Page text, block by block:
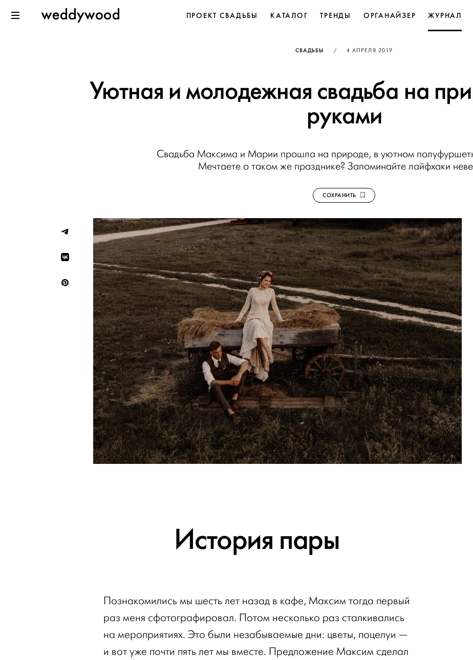
к содержанию
WeddywoodПРОЕКТ СВАДЬБЫ КАТАЛОГ ТРЕНДЫ ОРГАНАЙЗЕР ЖУРНАЛ
СВАДЬБЫ / ОПУБЛИКОВАНО
4 АПРЕЛЯ 2019
Уютная и молодежная свадьба на
руками
Свадьба Максима и Марии прошла на природе, в уютном
Мечтаете о таком же празднике? Запоминайте лайфхаки
СОХРАНИТЬ
История пары
Познакомились мы шесть лет назад в кафе, Максим тогда первый
раз меня сфотографировал. Потом несколько раз сталкивались
на мероприятиях. Это были незабываемые дни: цветы, поцелуи —
и вот уже почти пять лет мы вместе. Предложение Максим сделал